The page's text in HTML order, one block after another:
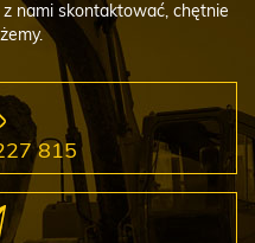
nami skontaktować, chętnie
815